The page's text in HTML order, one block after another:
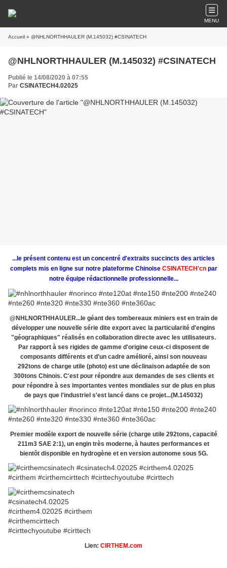
MENU
Accueil » @NHLNORTHHAULER (M.145032) #CSINATECH
@NHLNORTHHAULER (M.145032) #CSINATECH
Publié le 14/08/2020 à 07:55
Par CSINATECH4.02025
...le présent contenu est un concentré d'extraits succincts des articles
complets mis en ligne sur notre plateforme Chinoise CSINATECH'cn par
notre équipe rédactionnelle professionnelle...
@NHLNORTHHAULER...le géant des tombereaux miniers est en train de
développer une nouvelle série dite export avec la particularité d'engins
"géographiques" réalisés en collaboration directe avec les utilisateurs.
Par rapport à ses rigides de gamme d'origine ceux-ci disposent de
composants différents et d'un cadre amélioré, ainsi son nouveau
292tons de charge utile (photo) est une déclinaison adaptée de son
300tons Chinois. C'est pour répondre aux demandes de ses clients et
pour répondre à ses importantes ventes mondiales sur de plus en plus
de pays que l'industriel s'est lancé dans ce projet...(M.145032)
Premier modèle export de nouvelle série (charge utile 292tons, capacité
211m3 SAE 2:1), un engin très moderne, à hautes performances et
bientôt disponible en hydrogène et en version autonome sous 5G.
Lien: CIRTHEM.com